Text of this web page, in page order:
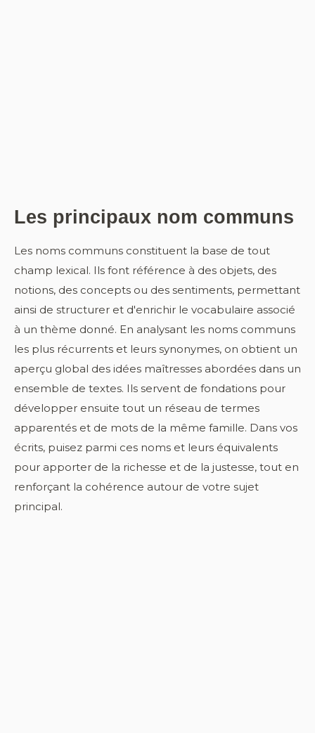
Les principaux nom communs
Les noms communs constituent la base de tout
champ lexical. Ils font référence à des objets, des
notions, des concepts ou des sentiments, permettant
ainsi de structurer et d'enrichir le vocabulaire associé
à un thème donné. En analysant les noms communs
les plus récurrents et leurs synonymes, on obtient un
aperçu global des idées maîtresses abordées dans un
ensemble de textes. Ils servent de fondations pour
développer ensuite tout un réseau de termes
apparentés et de mots de la même famille. Dans vos
écrits, puisez parmi ces noms et leurs équivalents
pour apporter de la richesse et de la justesse, tout en
renforçant la cohérence autour de votre sujet
principal.